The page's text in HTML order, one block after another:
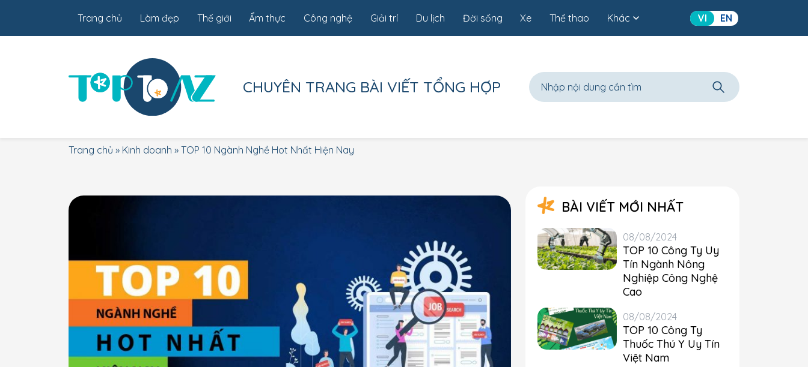
Trang chủ Làm đẹp Thế giới Ẩm thực Công nghệ Giải trí Du lịch Đời sống Xe Thể thao Khác VI EN
CHUYÊN TRANG BÀI VIẾT TỔNG HỢP
Trang chủ » Kinh doanh » TOP 10 Ngành Nghề Hot Nhất Hiện Nay
BÀI VIẾT MỚI NHẤT
08/08/2024
TOP 10 Công Ty Uy
Tín Ngành Nông
Nghiệp Công Nghệ
Cao
08/08/2024
TOP 10 Công Ty
Thuốc Thú Y Uy Tín
Việt Nam